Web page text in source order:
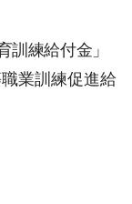
訓練給付金」
業訓練促進給